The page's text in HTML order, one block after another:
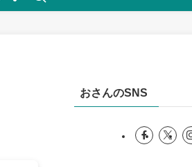
おさんのSNS